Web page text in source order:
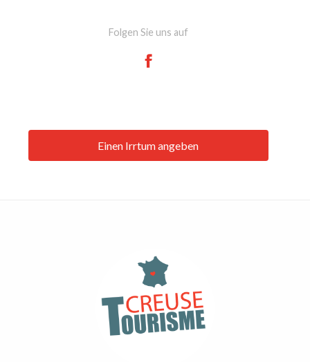
Folgen Sie uns auf
Einen Irrtum angeben